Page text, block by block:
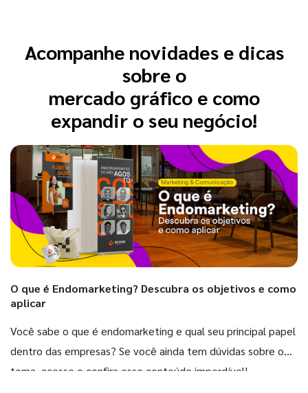
Acompanhe novidades e dicas
sobre o
mercado gráfico e como
expandir o seu negócio!
O que é Endomarketing? Descubra os objetivos e como
aplicar
Você sabe o que é endomarketing e qual seu principal papel
dentro das empresas? Se você ainda tem dúvidas sobre o
tema, acesse e confira esse conteúdo imperdível!